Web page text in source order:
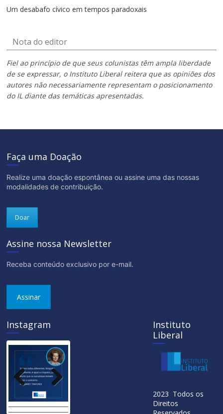
Um desabafo cívico em tempos paradoxais
Nota do editor
Fiel ao princípio de que seus colunistas têm ampla liberdade
de se expressar, o Instituto Liberal reitera que as opiniões dos
autores não necessariamente representam o posicionamento
do IL diante das temáticas apresentadas.
Faça uma Doação
Realize uma doação espontânea ou assine uma das nossas
modalidades de contribuição.
Doar
Assine nossa Newsletter
Receba conteúdo exclusivo por e-mail.
Assinar
Instagram
ous
Instituto
Liberal
2023 Todos os
Direitos